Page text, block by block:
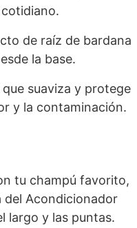
de raíz de bardana
la base.
suaviza y protege
y la contaminación.
tu champú favorito,
del Acondicionador
largo y las puntas.